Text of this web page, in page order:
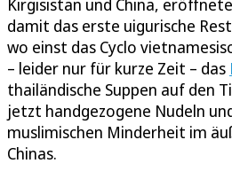
Kirgisistan und China,
damit das erste uigurische
wo einst das Cyclo
– leider nur für kurze Zeit – das
thailändische Suppen auf den
jetzt handgezogene Nudeln
muslimischen Minderheit im
Chinas.